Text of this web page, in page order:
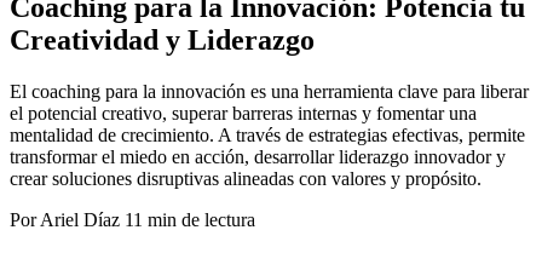
Coaching para la Innovación: Potencia tu
Creatividad y Liderazgo
El coaching para la innovación es una herramienta clave para liberar
el potencial creativo, superar barreras internas y fomentar una
mentalidad de crecimiento. A través de estrategias efectivas, permite
transformar el miedo en acción, desarrollar liderazgo innovador y
crear soluciones disruptivas alineadas con valores y propósito.
Por Ariel Díaz 11 min de lectura